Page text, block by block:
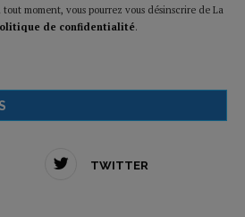
moment, vous pourrez vous désinscrire de La
de confidentialité.
TWITTER